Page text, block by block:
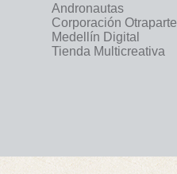
Andronautas
Corporación Otraparte
Medellín Digital
Tienda Multicreativa